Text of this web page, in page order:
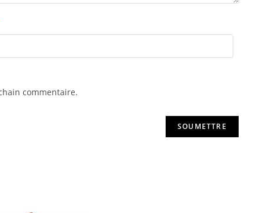
commentaire.